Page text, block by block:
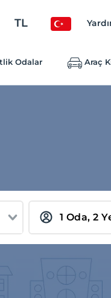
TL
Odalar Araç